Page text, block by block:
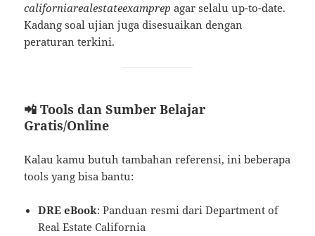
californiarealestateexamprep agar selalu up-to-date.
Kadang soal ujian juga disesuaikan dengan
peraturan terkini.
📲 Tools dan Sumber Belajar
Gratis/Online
Kalau kamu butuh tambahan referensi, ini beberapa
tools yang bisa bantu:
DRE eBook: Panduan resmi dari Department of
Real Estate California